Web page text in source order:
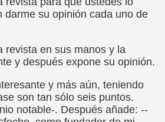
darme su opinión cada uno de
revista en sus manos y la
y después expone su opinión.
y más aún, teniendo
son tan sólo seis puntos.
notable-. Después añade: --
Enjuto)